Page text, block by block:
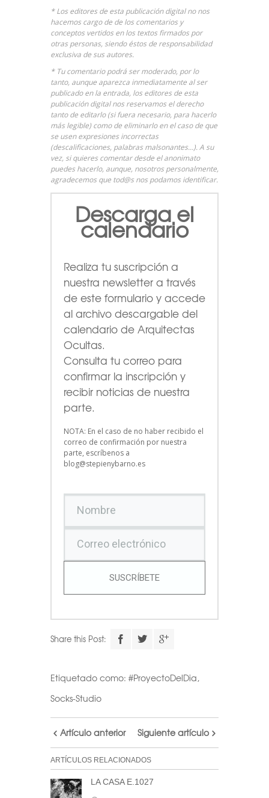
* Los editores de esta publicación digital no nos
hacemos cargo de de los comentarios y
conceptos vertidos en los textos firmados por
otras personas, siendo éstos de responsabilidad
exclusiva de sus autores.
* Tu comentario podrá ser moderado, por lo
tanto, aunque aparezca inmediatamente al ser
publicado en la entrada, los editores de esta
publicación digital nos reservamos el derecho
tanto de editarlo (si fuera necesario, para hacerlo
más legible) como de eliminarlo en el caso de que
se usen expresiones incorrectas
(descalificaciones, palabras malsonantes…). A su
vez, si quieres comentar desde el anonimato
puedes hacerlo, aunque, nosotros personalmente,
agradecemos que tod@s nos podamos identificar.
Descarga el
calendario
Realiza tu suscripción a
nuestra newsletter a través
de este formulario y accede
al archivo descargable del
calendario de Arquitectas
Ocultas.
Consulta tu correo para
confirmar la inscripción y
recibir noticias de nuestra
parte.
NOTA: En el caso de no haber recibido el
correo de confirmación por nuestra
parte, escríbenos a
blog@stepienybarno.es
SUSCRÍBETE
Share this Post:
Etiquetado como: #ProyectoDelDia,
Socks-Studio
Artículo anterior Siguiente artículo
ARTÍCULOS RELACIONADOS
LA CASA E.1027